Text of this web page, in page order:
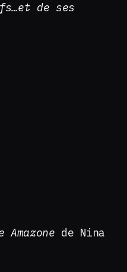
de ses
de Nina